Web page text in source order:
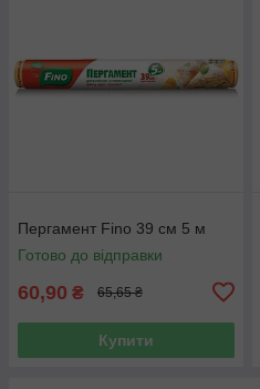
Пергамент Fino 39 см 5 м
Готово до відправки
60,90 ₴ 65,65 ₴
Купити